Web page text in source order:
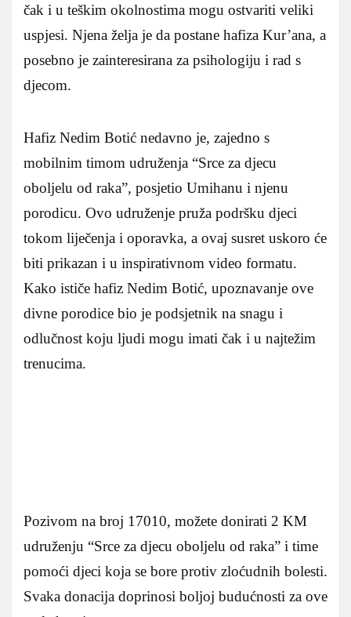
čak i u teškim okolnostima mogu ostvariti veliki
uspjesi. Njena želja je da postane hafiza Kur’ana, a
posebno je zainteresirana za psihologiju i rad s
djecom.
Hafiz Nedim Botić nedavno je, zajedno s
mobilnim timom udruženja “Srce za djecu
oboljelu od raka”, posjetio Umihanu i njenu
porodicu. Ovo udruženje pruža podršku djeci
tokom liječenja i oporavka, a ovaj susret uskoro će
biti prikazan i u inspirativnom video formatu.
Kako ističe hafiz Nedim Botić, upoznavanje ove
divne porodice bio je podsjetnik na snagu i
odlučnost koju ljudi mogu imati čak i u najtežim
trenucima.
Pozivom na broj 17010, možete donirati 2 KM
udruženju “Srce za djecu oboljelu od raka” i time
pomoći djeci koja se bore protiv zloćudnih bolesti.
Svaka donacija doprinosi boljoj budućnosti za ove